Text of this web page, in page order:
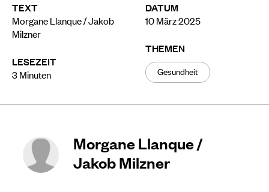
TEXT
Morgane Llanque / Jakob
Milzner
LESEZEIT
3Minuten
DATUM
10 März 2025
THEMEN
Gesundheit
Morgane Llanque /
Jakob Milzner